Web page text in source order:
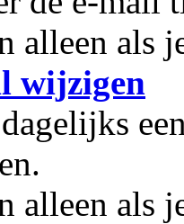
alleen als
wijzigen
alleen als